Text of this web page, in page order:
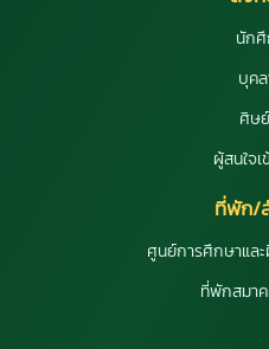
นัก
บุค
ศิษ
ผู้สนใจ
ที่พัก/
ศูนย์การศึกษาแล
ที่พักสมา